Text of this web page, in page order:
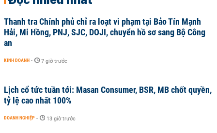
Thanh tra Chính phủ chỉ ra loạt vi phạm tại Bảo Tín Mạnh
Hải, Mi Hồng, PNJ, SJC, DOJI, chuyển hồ sơ sang Bộ Công
an
KINH DOANH - 7 giờ trước
Lịch cổ tức tuần tới: Masan Consumer, BSR, MB chốt quyền,
tỷ lệ cao nhất 100%
DOANH NGHIỆP - 13 giờ trước